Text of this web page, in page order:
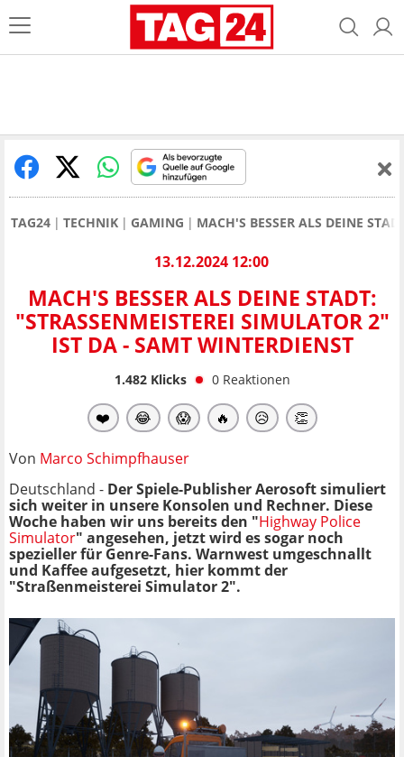
TAG24 TECHNIK GAMING MACH'S BESSER ALS DEINE
13.12.2024 12:00
MACH'S BESSER ALS DEINE STADT:
"STRASSENMEISTEREI SIMULATOR 2" I
ST DA - SAMT WINTERDIENST
1.482Klicks 0 Reaktionen
❤️ 😂 😱 🔥 😥 👏
Von Marco Schimpfhauser
Deutschland - Der Spiele-Publisher Aerosoft simuliert
sich weiter in unsere Konsolen und Rechner. Diese
Woche haben wir uns bereits den "Highway Police
Simulator" angesehen, jetzt wird es sogar noch
spezieller für Genre-Fans. Warnwest umgeschnallt
und Kaffee aufgesetzt, hier kommt der
"Straßenmeisterei Simulator 2".